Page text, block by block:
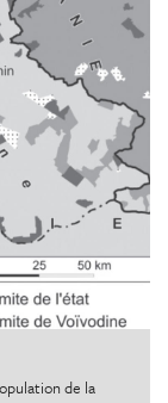
de la